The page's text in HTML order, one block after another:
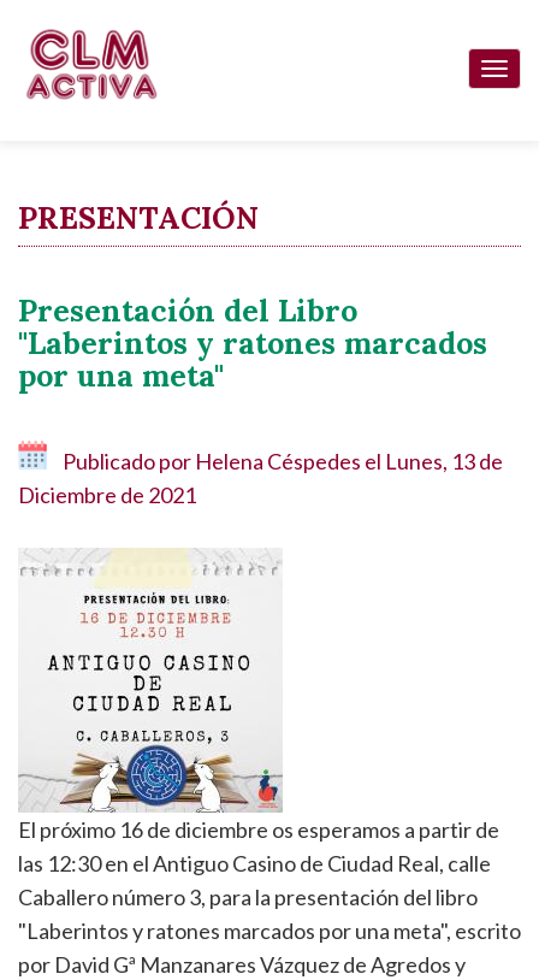
contenido
PRESENTACIÓN
Presentación del Libro
"Laberintos y ratones marcados
por una meta"
Publicado por Helena Céspedes el Lunes, 13 de
Diciembre de 2021
El próximo 16 de diciembre os esperamos a partir de
las 12:30 en el Antiguo Casino de Ciudad Real, calle
Caballero número 3, para la presentación del libro
"Laberintos y ratones marcados por una meta", escrito
por David Gª Manzanares Vázquez de Agredos y